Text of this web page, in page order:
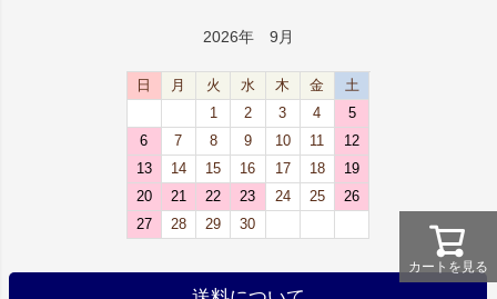
カートを見る
2026年 9月
日 月 火 水 木 金
土
1
2 3 4
5
6
7 8 9 10 11
12
13
14 15 16 17 18
19
20
21 22 23 24 25
26
27
28 29 30